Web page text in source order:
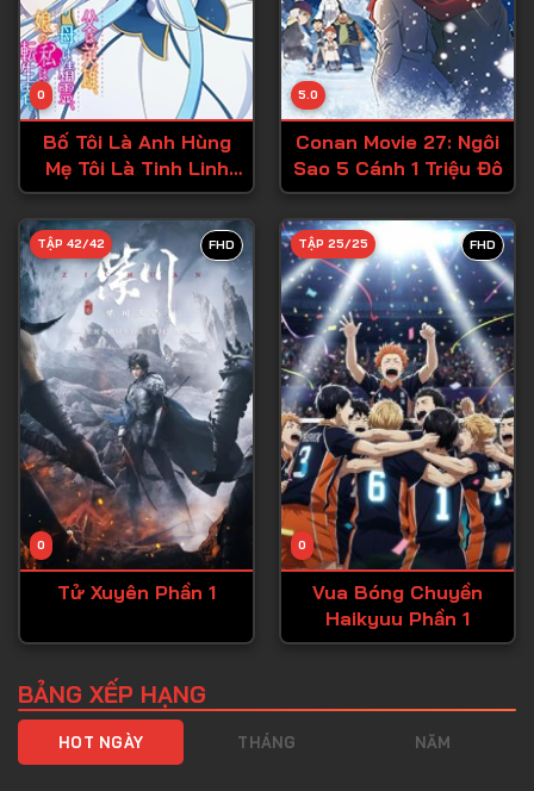
Tập 34
Tập 35
Tập 36
Tập 38
Tập 39
Tập 40
Tập 41
Tập 42
Tập 43
Tập 44
Tập 45
Tập 46
Tập 47
Tập 49
0
Bố Tôi Là Anh Hùng
Mẹ Tôi Là Tinh Linh
Còn Tôi Là Cô Gái
Chuyển Sinh
5.0
Conan Movie 27: Ngôi
Sao 5 Cánh 1 Triệu Đô
FHD
0
TẬP 42/42
Tử Xuyên Phần 1
FHD
0
TẬP 25/25
Vua Bóng Chuyền
Haikyuu Phần 1
BẢNG XẾP HẠNG
HOT NGÀY THÁNG NĂM